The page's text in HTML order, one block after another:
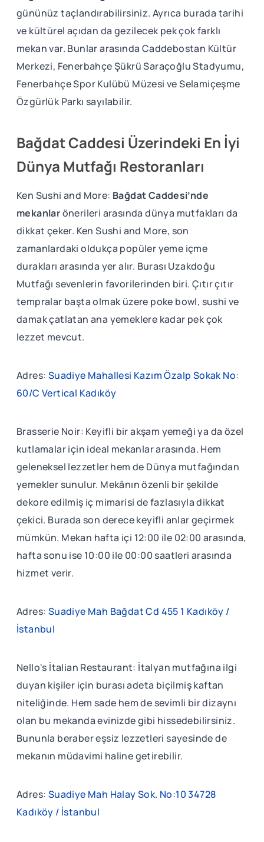
gününüz taçlandırabilirsiniz. Ayrıca burada tarihi
ve kültürel açıdan da gezilecek pek çok farklı
mekan var. Bunlar arasında Caddebostan Kültür
Merkezi, Fenerbahçe Şükrü Saraçoğlu Stadyumu,
Fenerbahçe Spor Kulübü Müzesi ve Selamiçeşme
Özgürlük Parkı sayılabilir.
Bağdat Caddesi Üzerindeki En İyi
Dünya Mutfağı Restoranları
Ken Sushi and More: Bağdat Caddesi’nde
mekanlarönerileri arasında dünya mutfakları da
dikkat çeker. Ken Sushi and More, son
zamanlardaki oldukça popüler yeme içme
durakları arasında yer alır. Burası Uzakdoğu
Mutfağı sevenlerin favorilerinden biri. Çıtır çıtır
tempralar başta olmak üzere poke bowl, sushi ve
damak çatlatan ana yemeklere kadar pek çok
lezzet mevcut.
Adres: Suadiye Mahallesi Kazım Özalp Sokak No:
60/C Vertical Kadıköy
Brasserie Noir: Keyifli bir akşam yemeği ya da özel
kutlamalar için ideal mekanlar arasında. Hem
geleneksel lezzetler hem de Dünya mutfağından
yemekler sunulur. Mekânın özenli bir şekilde
dekore edilmiş iç mimarisi de fazlasıyla dikkat
çekici. Burada son derece keyifli anlar geçirmek
mümkün. Mekan hafta içi 12:00 ile 02:00 arasında,
hafta sonu ise 10:00 ile 00:00 saatleri arasında
hizmet verir.
Adres: Suadiye Mah Bağdat Cd 455 1 Kadıköy /
İstanbul
Nello's İtalian Restaurant: İtalyan mutfağına ilgi
duyan kişiler için burası adeta biçilmiş kaftan
niteliğinde. Hem sade hem de sevimli bir dizaynı
olan bu mekanda evinizde gibi hissedebilirsiniz.
Bununla beraber eşsiz lezzetleri sayesinde de
mekanın müdavimi haline getirebilir.
Adres: Suadiye Mah Halay Sok. No:10 34728
Kadıköy / İstanbul